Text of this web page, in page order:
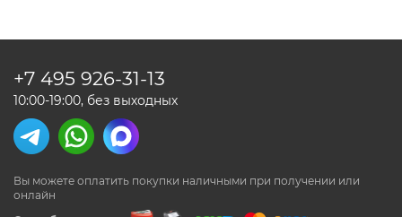
Вы можете оплатить покупки наличными при получении или
онлайн
+7 495 926-31-13
10:00-19:00, без выходных